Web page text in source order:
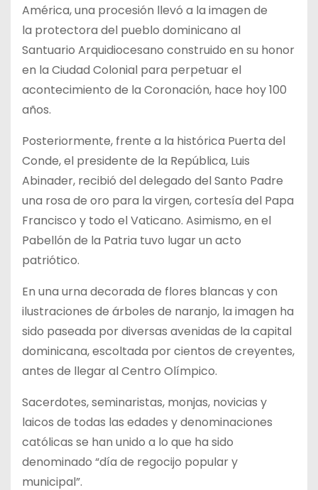
América, una procesión llevó a la imagen de
la protectora del pueblo dominicano al
Santuario Arquidiocesano construido en su honor
en la Ciudad Colonial para perpetuar el
acontecimiento de la Coronación, hace hoy 100
años.
Posteriormente, frente a la histórica Puerta del
Conde, el presidente de la República, Luis
Abinader, recibió del delegado del Santo Padre
una rosa de oro para la virgen, cortesía del Papa
Francisco y todo el Vaticano. Asimismo, en el
Pabellón de la Patria tuvo lugar un acto
patriótico.
En una urna decorada de flores blancas y con
ilustraciones de árboles de naranjo, la imagen ha
sido paseada por diversas avenidas de la capital
dominicana, escoltada por cientos de creyentes,
antes de llegar al Centro Olímpico.
Sacerdotes, seminaristas, monjas, novicias y
laicos de todas las edades y denominaciones
católicas se han unido a lo que ha sido
denominado “día de regocijo popular y
municipal”.